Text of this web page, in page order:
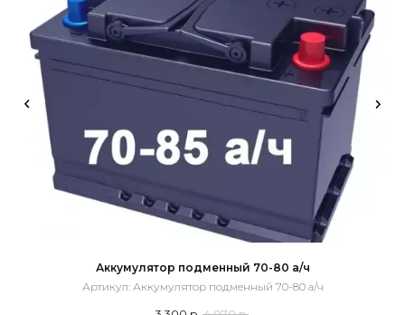
Аккумулятор подменный 70-80 а/ч
Артикул: Аккумулятор подменный 70-80 а/ч